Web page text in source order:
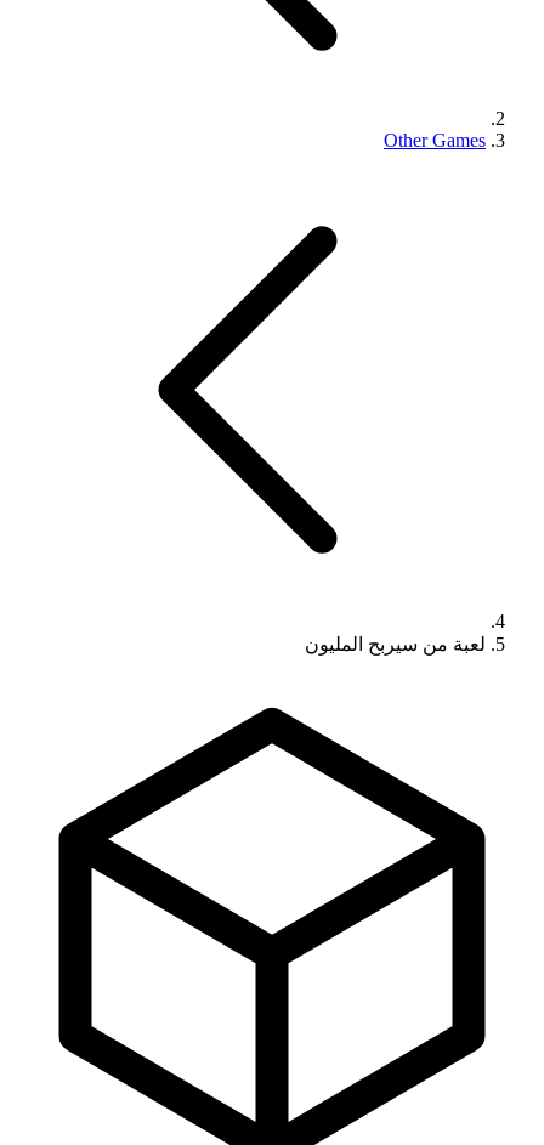
Other Games
لعبة من سيربح المليون